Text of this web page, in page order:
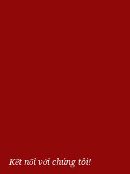
Kết nối với chúng tôi!